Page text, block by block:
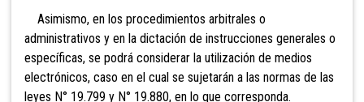
Asimismo, en los procedimientos arbitrales o
administrativos y en la dictación de instrucciones generales o
específicas, se podrá considerar la utilización de medios
electrónicos, caso en el cual se sujetarán a las normas de las
leyes N° 19.799 y N° 19.880, en lo que corresponda.